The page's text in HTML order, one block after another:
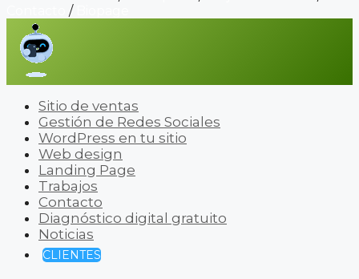
/
Sitio de ventas
Gestión de Redes Sociales
WordPress en tu sitio
Web design
Landing Page
Trabajos
Contacto
Diagnóstico digital gratuito
Noticias
CLIENTES